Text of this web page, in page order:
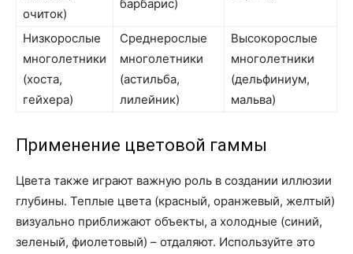
очиток)
барбарис)
Низкорослые
многолетники
(хоста,
гейхера)
Среднерослые
многолетники
(астильба,
лилейник)
Высокорослые
многолетники
(дельфиниум,
мальва)
Применение цветовой гаммы
Цвета также играют важную роль в создании иллюзии
глубины. Теплые цвета (красный, оранжевый, желтый)
визуально приближают объекты, а холодные (синий,
зеленый, фиолетовый) – отдаляют. Используйте это